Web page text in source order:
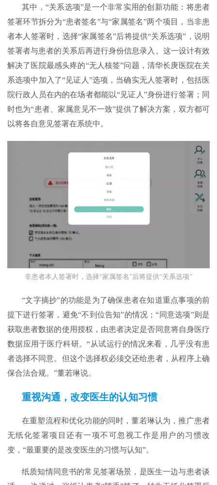
其中，“关系选项”是一个非常实用的创新功能：将患者
签署环节拆分为“患者签名”与“家属签名”两个项目，当非患
者本人签署时，选择“家属签名”后将提供“关系选项”，说明
签署者与患者的关系后再进行身份信息录入。这一设计有效
解决了医院最感头疼的“无人核签”问题，清华长庚医院在关
系选项中加入了“见证人”选项，当确实无人签署时，包括医
院行政人员在内的在场者都能以“见证人”身份进行签署；同
时也为“患者、家属意见不一致”提供了解决方案，双方都可
以将各自意见签署在系统中。
非患者本人签署时，选择“家属签名”后将提供“关系选项”
“文字摘抄”的功能是为了确保患者在知道重点事项的前
提下进行签署，避免“不到位告知”的情况；“同意选项”则是
获取患者数据的使用授权，由患者决定是否同意将自身医疗
数据应用于医疗科研。“从试运行的情况来看，几乎没有患
者选择不同意。但这个选择权必须交还给患者，从程序上确
保合法合规。”董若琳说。
重视沟通，改变医生的认知习惯
在重塑流程和优化功能的同时，董若琳认为，推广患者
无纸化签署项目还有一项不可忽视工作是用户的习惯改
变，“最重要的是改变医生的习惯与认知”。
纸质知情同意书的常见签署场景，是医生一边与患者谈